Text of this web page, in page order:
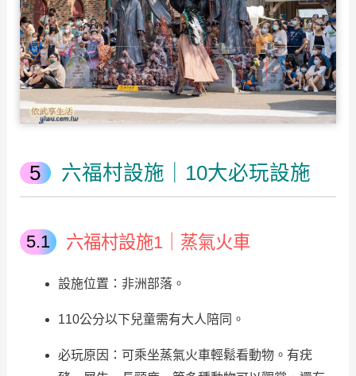
六福村設施｜10大必玩設施
六福村設施1｜蒸氣火車
設施位置：非洲部落。
110公分以下兒童需有大人陪同。
必玩原因：可乘坐蒸氣火車輕鬆看動物。有疣